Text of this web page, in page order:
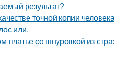
результат?
точной копии
или.
со шнуровкой из